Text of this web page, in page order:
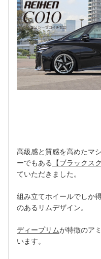
高級感と質感を高めたマ
ーでもある
【ブラックス
ていただきました。
組み立てホイールでしか
のあるリムデザイン。
ディープリムが特徴のア
います。